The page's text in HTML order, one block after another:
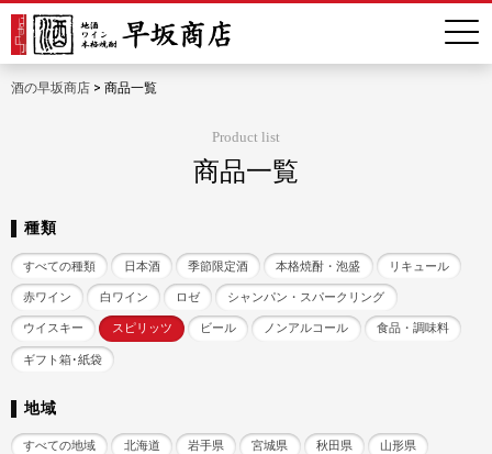
酒の早坂商店 > 商品一覧
Product list
商品一覧
種類
すべての種類 日本酒 季節限定酒 本格焼酎・泡盛 リキュール
赤ワイン 白ワイン ロゼ シャンパン・スパークリング
ウイスキー スピリッツ ビール ノンアルコール 食品・調味料
ギフト箱･紙袋
地域
すべての地域 北海道 岩手県 宮城県 秋田県 山形県